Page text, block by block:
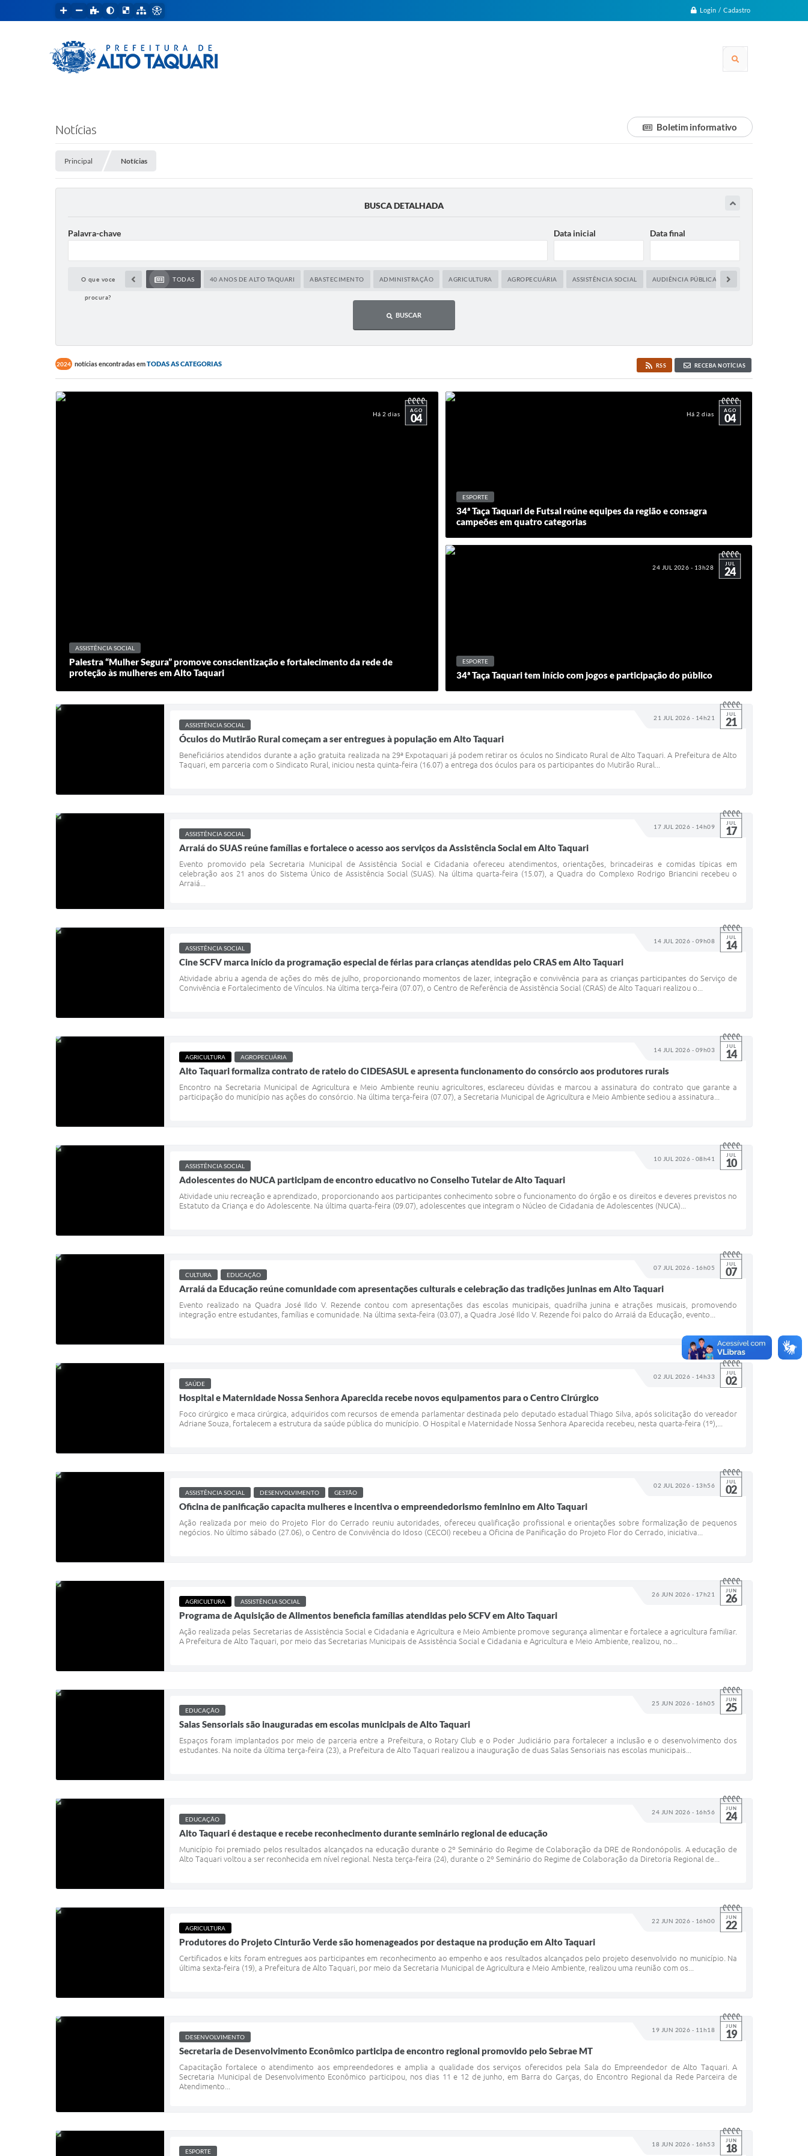
Login / Cadastro
Notícias Boletim informativo
Principal Notícias
BUSCA DETALHADA
Palavra-chave Data inicial Data final
O que voce
procura?
TODAS 40 ANOS DE ALTO TAQUARI ABASTECIMENTO ADMINISTRAÇÃO AGRICULTURA AGROPECUÁRIA ASSISTÊNCIA SOCIAL AUDIÊNCIA PÚBLICA
BUSCAR
2024 notícias encontradas emTODAS AS CATEGORIAS RSS RECEBA NOTÍCIAS
Há 2 dias AGO
04
ASSISTÊNCIA SOCIAL
Palestra “Mulher Segura” promove conscientização e fortalecimento da rede de
proteção às mulheres em Alto Taquari
Há 2 dias AGO
04
ESPORTE
34ª Taça Taquari de Futsal reúne equipes da região e consagra
campeões em quatro categorias
24 JUL 2026 - 13h28 JUL
24
ESPORTE
34ª Taça Taquari tem início com jogos e participação do público
21 JUL 2026 - 14h21 JUL
21
ASSISTÊNCIA SOCIAL
Óculos do Mutirão Rural começam a ser entregues à população em Alto Taquari
Beneficiários atendidos durante a ação gratuita realizada na 29ª Expotaquari já podem retirar os óculos no Sindicato Rural de Alto Taquari. A Prefeitura de Alto
Taquari, em parceria com o Sindicato Rural, iniciou nesta quinta-feira (16.07) a entrega dos óculos para os participantes do Mutirão Rural...
17 JUL 2026 - 14h09 JUL
17
ASSISTÊNCIA SOCIAL
Arraiá do SUAS reúne famílias e fortalece o acesso aos serviços da Assistência Social em Alto Taquari
Evento promovido pela Secretaria Municipal de Assistência Social e Cidadania ofereceu atendimentos, orientações, brincadeiras e comidas típicas em
celebração aos 21 anos do Sistema Único de Assistência Social (SUAS). Na última quarta-feira (15.07), a Quadra do Complexo Rodrigo Briancini recebeu o
Arraiá...
14 JUL 2026 - 09h08 JUL
14
ASSISTÊNCIA SOCIAL
Cine SCFV marca início da programação especial de férias para crianças atendidas pelo CRAS em Alto Taquari
Atividade abriu a agenda de ações do mês de julho, proporcionando momentos de lazer, integração e convivência para as crianças participantes do Serviço de
Convivência e Fortalecimento de Vínculos. Na última terça-feira (07.07), o Centro de Referência de Assistência Social (CRAS) de Alto Taquari realizou o...
14 JUL 2026 - 09h03 JUL
14
AGRICULTURA AGROPECUÁRIA
Alto Taquari formaliza contrato de rateio do CIDESASUL e apresenta funcionamento do consórcio aos produtores rurais
Encontro na Secretaria Municipal de Agricultura e Meio Ambiente reuniu agricultores, esclareceu dúvidas e marcou a assinatura do contrato que garante a
participação do município nas ações do consórcio. Na última terça-feira (07.07), a Secretaria Municipal de Agricultura e Meio Ambiente sediou a assinatura...
10 JUL 2026 - 08h41 JUL
10
ASSISTÊNCIA SOCIAL
Adolescentes do NUCA participam de encontro educativo no Conselho Tutelar de Alto Taquari
Atividade uniu recreação e aprendizado, proporcionando aos participantes conhecimento sobre o funcionamento do órgão e os direitos e deveres previstos no
Estatuto da Criança e do Adolescente. Na última quarta-feira (09.07), adolescentes que integram o Núcleo de Cidadania de Adolescentes (NUCA)...
07 JUL 2026 - 16h05 JUL
07
CULTURA EDUCAÇÃO
Arraiá da Educação reúne comunidade com apresentações culturais e celebração das tradições juninas em Alto Taquari
Evento realizado na Quadra José Ildo V. Rezende contou com apresentações das escolas municipais, quadrilha junina e atrações musicais, promovendo
integração entre estudantes, famílias e comunidade. Na última sexta-feira (03.07), a Quadra José Ildo V. Rezende foi palco do Arraiá da Educação, evento...
02 JUL 2026 - 14h33 JUL
02
SAÚDE
Hospital e Maternidade Nossa Senhora Aparecida recebe novos equipamentos para o Centro Cirúrgico
Foco cirúrgico e maca cirúrgica, adquiridos com recursos de emenda parlamentar destinada pelo deputado estadual Thiago Silva, após solicitação do vereador
Adriane Souza, fortalecem a estrutura da saúde pública do município. O Hospital e Maternidade Nossa Senhora Aparecida recebeu, nesta quarta-feira (1º),...
02 JUL 2026 - 13h56 JUL
02
ASSISTÊNCIA SOCIAL DESENVOLVIMENTO GESTÃO
Oficina de panificação capacita mulheres e incentiva o empreendedorismo feminino em Alto Taquari
Ação realizada por meio do Projeto Flor do Cerrado reuniu autoridades, ofereceu qualificação profissional e orientações sobre formalização de pequenos
negócios. No último sábado (27.06), o Centro de Convivência do Idoso (CECOI) recebeu a Oficina de Panificação do Projeto Flor do Cerrado, iniciativa...
26 JUN 2026 - 17h21 JUN
26
AGRICULTURA ASSISTÊNCIA SOCIAL
Programa de Aquisição de Alimentos beneficia famílias atendidas pelo SCFV em Alto Taquari
Ação realizada pelas Secretarias de Assistência Social e Cidadania e Agricultura e Meio Ambiente promove segurança alimentar e fortalece a agricultura familiar.
A Prefeitura de Alto Taquari, por meio das Secretarias Municipais de Assistência Social e Cidadania e Agricultura e Meio Ambiente, realizou, no...
25 JUN 2026 - 16h05 JUN
25
EDUCAÇÃO
Salas Sensoriais são inauguradas em escolas municipais de Alto Taquari
Espaços foram implantados por meio de parceria entre a Prefeitura, o Rotary Club e o Poder Judiciário para fortalecer a inclusão e o desenvolvimento dos
estudantes. Na noite da última terça-feira (23), a Prefeitura de Alto Taquari realizou a inauguração de duas Salas Sensoriais nas escolas municipais...
24 JUN 2026 - 16h56 JUN
24
EDUCAÇÃO
Alto Taquari é destaque e recebe reconhecimento durante seminário regional de educação
Município foi premiado pelos resultados alcançados na educação durante o 2º Seminário do Regime de Colaboração da DRE de Rondonópolis. A educação de
Alto Taquari voltou a ser reconhecida em nível regional. Nesta terça-feira (24), durante o 2º Seminário do Regime de Colaboração da Diretoria Regional de...
22 JUN 2026 - 16h00 JUN
22
AGRICULTURA
Produtores do Projeto Cinturão Verde são homenageados por destaque na produção em Alto Taquari
Certificados e kits foram entregues aos participantes em reconhecimento ao empenho e aos resultados alcançados pelo projeto desenvolvido no município. Na
última sexta-feira (19), a Prefeitura de Alto Taquari, por meio da Secretaria Municipal de Agricultura e Meio Ambiente, realizou uma reunião com os...
19 JUN 2026 - 11h18 JUN
19
DESENVOLVIMENTO
Secretaria de Desenvolvimento Econômico participa de encontro regional promovido pelo Sebrae MT
Capacitação fortalece o atendimento aos empreendedores e amplia a qualidade dos serviços oferecidos pela Sala do Empreendedor de Alto Taquari. A
Secretaria Municipal de Desenvolvimento Econômico participou, nos dias 11 e 12 de junho, em Barra do Garças, do Encontro Regional da Rede Parceira de
Atendimento...
18 JUN 2026 - 16h53 JUN
18
ESPORTE